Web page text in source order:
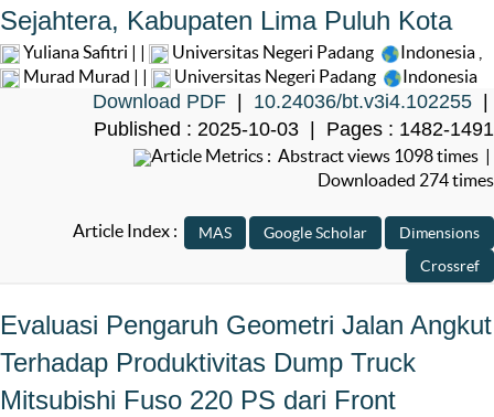
Sejahtera, Kabupaten Lima Puluh Kota
Yuliana Safitri | | Universitas Negeri Padang Indonesia
Murad Murad | |
Universitas Negeri Padang Indonesia
Download PDF 10.24036/bt.v3i4.102255
Published : 2025-10-03 | Pages : 1482-1491
Article Metrics : Abstract views 1098 times |
Downloaded 274 times
Article Index :
Evaluasi Pengaruh Geometri Jalan Angkut
Terhadap Produktivitas Dump Truck
Mitsubishi Fuso 220 PS dari Front